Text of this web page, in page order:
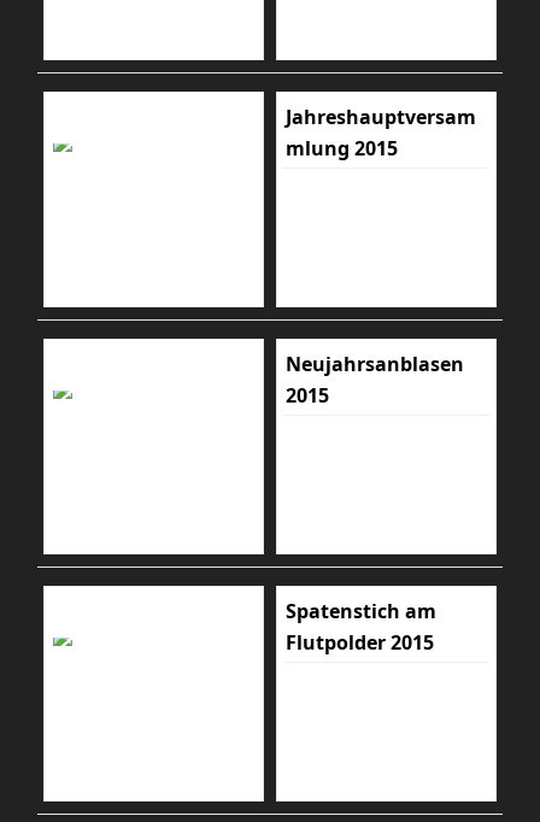
Jahreshauptversam
mlung 2015
Neujahrsanblasen
2015
Spatenstich am
Flutpolder 2015